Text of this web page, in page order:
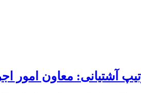
آشتیانی: معاون امور